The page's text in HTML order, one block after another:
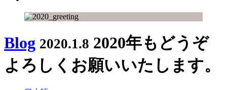
Blog 2020.1.8 2020年もどうぞ
よろしくお願いいたします。